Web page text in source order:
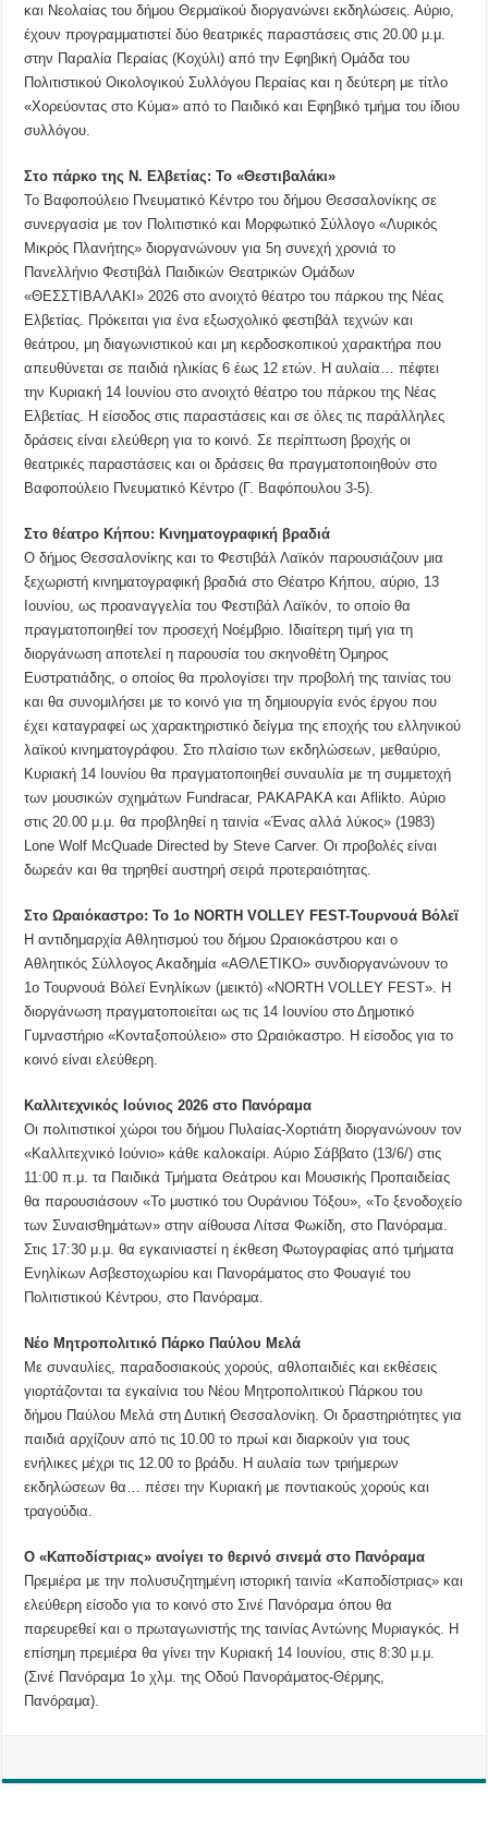
και Νεολαίας του δήμου Θερμαϊκού διοργανώνει εκδηλώσεις. Αύριο,
έχουν προγραμματιστεί δύο θεατρικές παραστάσεις στις 20.00 μ.μ.
στην Παραλία Περαίας (Κοχύλι) από την Εφηβική Ομάδα του
Πολιτιστικού Οικολογικού Συλλόγου Περαίας και η δεύτερη με τίτλο
«Χορεύοντας στο Κύμα» από το Παιδικό και Εφηβικό τμήμα του ίδιου
συλλόγου.
Στο πάρκο της Ν. Ελβετίας: Το «Θεστιβαλάκι»
Το Βαφοπούλειο Πνευματικό Κέντρο του δήμου Θεσσαλονίκης σε
συνεργασία με τον Πολιτιστικό και Μορφωτικό Σύλλογο «Λυρικός
Μικρός Πλανήτης» διοργανώνουν για 5η συνεχή χρονιά το
Πανελλήνιο Φεστιβάλ Παιδικών Θεατρικών Ομάδων
«ΘΕΣΣΤΙΒΑΛΑΚΙ» 2026 στο ανοιχτό θέατρο του πάρκου της Νέας
Ελβετίας. Πρόκειται για ένα εξωσχολικό φεστιβάλ τεχνών και
θεάτρου, μη διαγωνιστικού και μη κερδοσκοπικού χαρακτήρα που
απευθύνεται σε παιδιά ηλικίας 6 έως 12 ετών. Η αυλαία… πέφτει
την Κυριακή 14 Ιουνίου στο ανοιχτό θέατρο του πάρκου της Νέας
Ελβετίας. Η είσοδος στις παραστάσεις και σε όλες τις παράλληλες
δράσεις είναι ελεύθερη για το κοινό. Σε περίπτωση βροχής οι
θεατρικές παραστάσεις και οι δράσεις θα πραγματοποιηθούν στο
Βαφοπούλειο Πνευματικό Κέντρο (Γ. Βαφόπουλου 3-5).
Στο θέατρο Κήπου: Κινηματογραφική βραδιά
Ο δήμος Θεσσαλονίκης και το Φεστιβάλ Λαϊκόν παρουσιάζουν μια
ξεχωριστή κινηματογραφική βραδιά στο Θέατρο Κήπου, αύριο, 13
Ιουνίου, ως προαναγγελία του Φεστιβάλ Λαϊκόν, το οποίο θα
πραγματοποιηθεί τον προσεχή Νοέμβριο. Ιδιαίτερη τιμή για τη
διοργάνωση αποτελεί η παρουσία του σκηνοθέτη Όμηρος
Ευστρατιάδης, ο οποίος θα προλογίσει την προβολή της ταινίας του
και θα συνομιλήσει με το κοινό για τη δημιουργία ενός έργου που
έχει καταγραφεί ως χαρακτηριστικό δείγμα της εποχής του ελληνικού
λαϊκού κινηματογράφου. Στο πλαίσιο των εκδηλώσεων, μεθαύριο,
Κυριακή 14 Ιουνίου θα πραγματοποιηθεί συναυλία με τη συμμετοχή
των μουσικών σχημάτων Fundracar, PAKAPAKA και Aflikto. Αύριο
στις 20.00 μ.μ. θα προβληθεί η ταινία «Ένας αλλά λύκος» (1983)
Lone Wolf McQuade Directed by Steve Carver. Οι προβολές είναι
δωρεάν και θα τηρηθεί αυστηρή σειρά προτεραιότητας.
Στο Ωραιόκαστρο: Το 1ο NORTH VOLLEY FEST-Τουρνουά Βόλεϊ
Η αντιδημαρχία Αθλητισμού του δήμου Ωραιοκάστρου και ο
Αθλητικός Σύλλογος Ακαδημία «ΑΘΛΕΤΙΚΟ» συνδιοργανώνουν το
1ο Τουρνουά Βόλεϊ Ενηλίκων (μεικτό) «NORTH VOLLEY FEST». Η
διοργάνωση πραγματοποιείται ως τις 14 Ιουνίου στο Δημοτικό
Γυμναστήριο «Κονταξοπούλειο» στο Ωραιόκαστρο. Η είσοδος για το
κοινό είναι ελεύθερη.
Καλλιτεχνικός Ιούνιος 2026 στο Πανόραμα
Οι πολιτιστικοί χώροι του δήμου Πυλαίας-Χορτιάτη διοργανώνουν τον
«Καλλιτεχνικό Ιούνιο» κάθε καλοκαίρι. Αύριο Σάββατο (13/6/) στις
11:00 π.μ. τα Παιδικά Τμήματα Θεάτρου και Μουσικής Προπαιδείας
θα παρουσιάσουν «Το μυστικό του Ουράνιου Τόξου», «Το ξενοδοχείο
των Συναισθημάτων» στην αίθουσα Λίτσα Φωκίδη, στο Πανόραμα.
Στις 17:30 μ.μ. θα εγκαινιαστεί η έκθεση Φωτογραφίας από τμήματα
Ενηλίκων Ασβεστοχωρίου και Πανοράματος στο Φουαγιέ του
Πολιτιστικού Κέντρου, στο Πανόραμα.
Νέο Μητροπολιτικό Πάρκο Παύλου Μελά
Με συναυλίες, παραδοσιακούς χορούς, αθλοπαιδιές και εκθέσεις
γιορτάζονται τα εγκαίνια του Νέου Μητροπολιτικού Πάρκου του
δήμου Παύλου Μελά στη Δυτική Θεσσαλονίκη. Οι δραστηριότητες για
παιδιά αρχίζουν από τις 10.00 το πρωί και διαρκούν για τους
ενήλικες μέχρι τις 12.00 το βράδυ. Η αυλαία των τριήμερων
εκδηλώσεων θα… πέσει την Κυριακή με ποντιακούς χορούς και
τραγούδια.
Ο «Καποδίστριας» ανοίγει το θερινό σινεμά στο Πανόραμα
Πρεμιέρα με την πολυσυζητημένη ιστορική ταινία «Καποδίστριας» και
ελεύθερη είσοδο για το κοινό στο Σινέ Πανόραμα όπου θα
παρευρεθεί και ο πρωταγωνιστής της ταινίας Αντώνης Μυριαγκός. Η
επίσημη πρεμιέρα θα γίνει την Κυριακή 14 Ιουνίου, στις 8:30 μ.μ.
(Σινέ Πανόραμα 1ο χλμ. της Οδού Πανοράματος-Θέρμης,
Πανόραμα).